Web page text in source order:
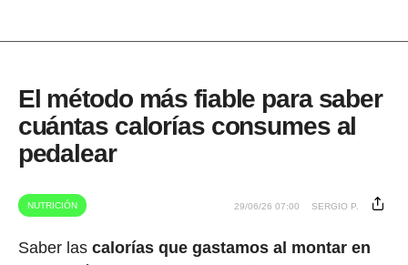
El método más fiable para saber
cuántas calorías consumes al
pedalear
NUTRICIÓN 29/06/26 07:00 SERGIO P.
Saber las calorías que gastamos al montar en